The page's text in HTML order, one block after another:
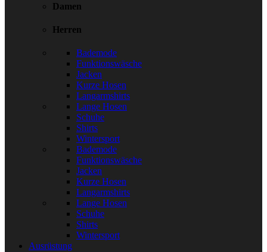
Damen
Herren
Bademode
Funktionswäsche
Jacken
Kurze Hosen
Langarmshirts
Lange Hosen
Schuhe
Shirts
Wintersport
Bademode
Funktionswäsche
Jacken
Kurze Hosen
Langarmshirts
Lange Hosen
Schuhe
Shirts
Wintersport
Ausrüstung